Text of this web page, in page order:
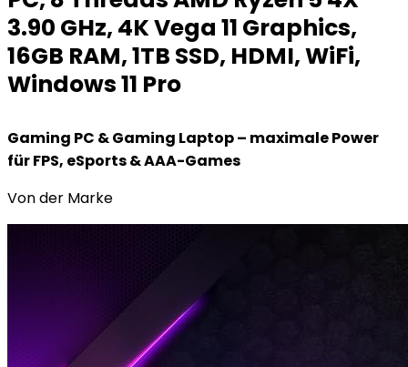
3.90 GHz, 4K Vega 11 Graphics,
16GB RAM, 1TB SSD, HDMI, WiFi,
Windows 11 Pro
Gaming PC & Gaming Laptop – maximale Power
für FPS, eSports & AAA-Games
Von der Marke